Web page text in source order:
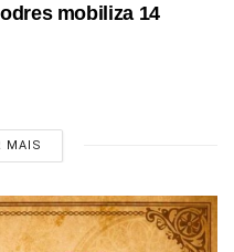
mobiliza 14
MAIS